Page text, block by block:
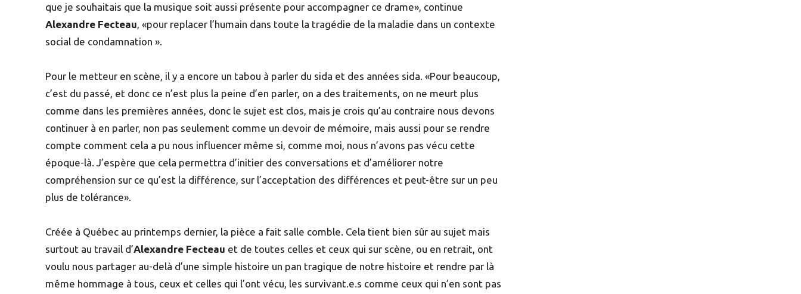
que je souhaitais que la musique soit aussi présente pour accompagner ce drame», continue
Alexandre Fecteau , «pour replacer l’humain dans toute la tragédie de la maladie dans un contexte
social de condamnation ».
Pour le metteur en scène, il y a encore un tabou à parler du sida et des années sida. «Pour beaucoup,
c’est du passé, et donc ce n’est plus la peine d’en parler, on a des traitements, on ne meurt plus
comme dans les premières années, donc le sujet est clos, mais je crois qu’au contraire nous devons
continuer à en parler, non pas seulement comme un devoir de mémoire, mais aussi pour se rendre
compte comment cela a pu nous influencer même si, comme moi, nous n’avons pas vécu cette
époque-là. J’espère que cela permettra d’initier des conversations et d’améliorer notre
compréhension sur ce qu’est la différence, sur l’acceptation des différences et peut-être sur un peu
plus de tolérance».
Créée à Québec au printemps dernier, la pièce a fait salle comble. Cela tient bien sûr au sujet mais
surtout au travail d’Alexandre Fecteau et de toutes celles et ceux qui sur scène, ou en retrait, ont
voulu nous partager au-delà d’une simple histoire un pan tragique de notre histoire et rendre par là
même hommage à tous, ceux et celles qui l’ont vécu, les survivant.e.s comme ceux qui n’en sont pas